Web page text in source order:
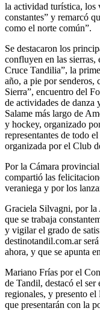
la actividad turística, los
constantes” y remarcó
como el norte común”.
Se destacaron los
confluyen en las sierras,
Cruce Tandilia”, la
año, a pie por senderos,
Sierra”, encuentro del
de actividades de danza
Salame más largo de
y hockey, organizado
representantes de todo
organizada por el Club
Por la Cámara
compartió las
veraniega y por los
Graciela Silvagni, por la
que se trabaja
y vigilar el grado de
destinotandil.com.ar
ahora, y que se apunta
Mariano Frías por el
de Tandil, destacó el
regionales, y presento
que presentarán con la